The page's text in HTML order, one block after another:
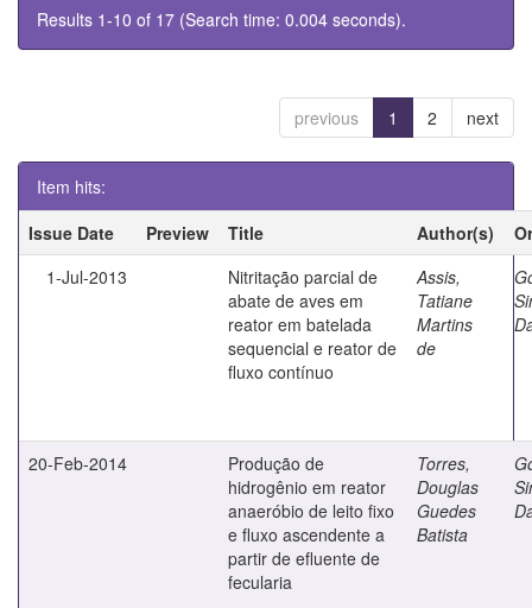
Results 1-10 of 17 (Search time: 0.004 seconds).
previous 1 2 next
Item hits:
Issue Date
Preview Title Author(s)
1-Jul-2013
Nitritação parcial de
abate de aves em
reator em batelada
sequencial e reator de
fluxo contínuo
Assis,
Tatiane
Martins
de
20-Feb-2014
Produção de
hidrogênio em reator
anaeróbio de leito fixo
e fluxo ascendente a
partir de efluente de
fecularia
Torres,
Douglas
Guedes
Batista